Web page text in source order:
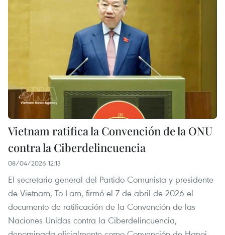
Vietnam ratifica la Convención de la ONU
contra la Ciberdelincuencia
08/04/2026 12:13
El secretario general del Partido Comunista y presidente
de Vietnam, To Lam, firmó el 7 de abril de 2026 el
documento de ratificación de la Convención de las
Naciones Unidas contra la Ciberdelincuencia,